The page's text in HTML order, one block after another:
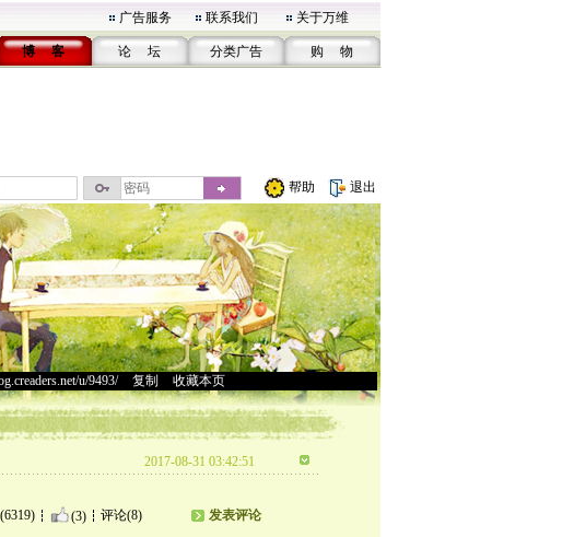
广告服务 联系我们 关于万维
博 客 论 坛 分类广告 购 物
帮助 退出
u/9493/> 复制 收藏本页
2017-08-31 03:42:51
(3) 评论(8) 发表评论